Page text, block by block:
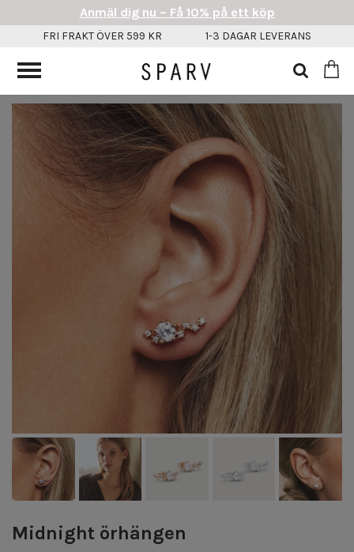
Midnight örhängen
Anmäl dig nu – Få 10% på ett köp
FRI FRAKT ÖVER 599 KR 1-3 DAGAR LEVERANS